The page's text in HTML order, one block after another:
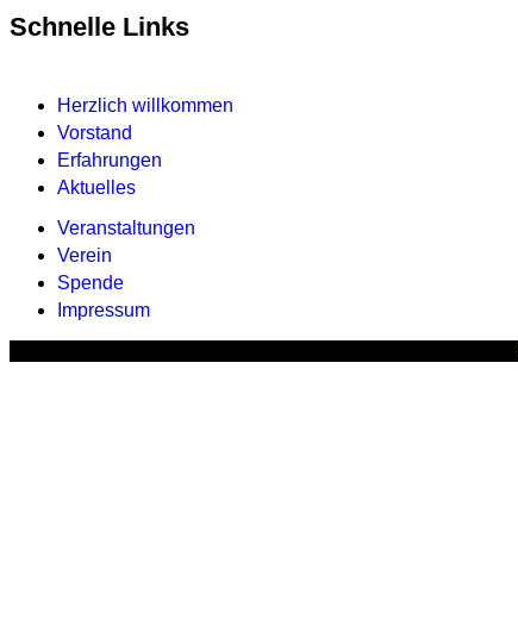
Schnelle Links
Herzlich willkommen
Vorstand
Erfahrungen
Aktuelles
Veranstaltungen
Verein
Spende
Impressum